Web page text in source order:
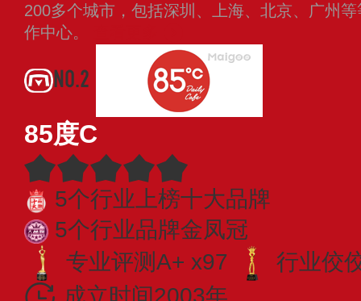
200多个城市，包括深圳、上海、北京、广州
作中心。
NO.2
85度C
5个行业上榜十大品牌
5个行业品牌金凤冠
专业评测A+ x97
行业佼